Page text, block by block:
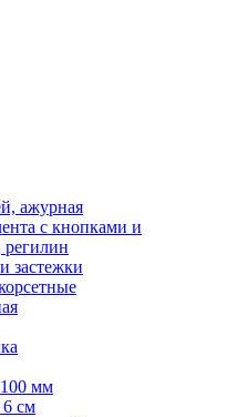
ажурная
с кнопками и
регилин
застежки
100 мм
6 см